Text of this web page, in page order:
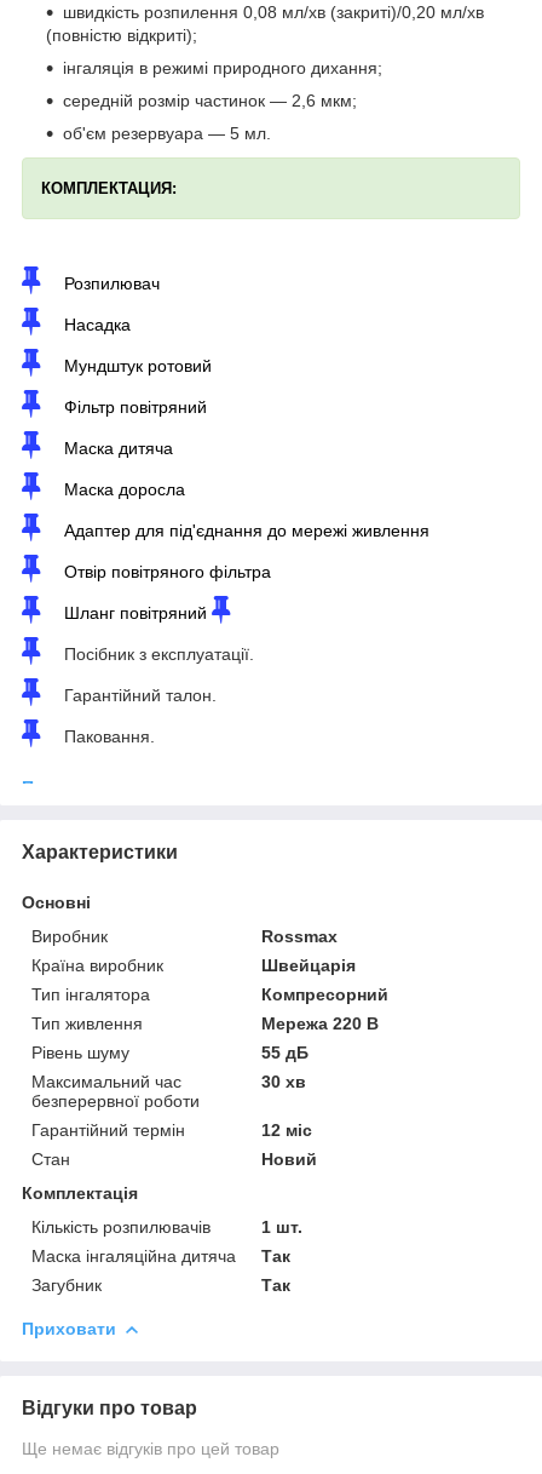
швидкість розпилення 0,08 мл/хв (закриті)/0,20 мл/хв
(повністю відкриті);
інгаляція в режимі природного дихання;
середній розмір частинок — 2,6 мкм;
об'єм резервуара — 5 мл.
КОМПЛЕКТАЦИЯ:
Розпилювач
Насадка
Мундштук ротовий
Фільтр повітряний
Маска дитяча
Маска доросла
Адаптер для під'єднання до мережі живлення
Отвір повітряного фільтра
Шланг повітряний
Посібник з експлуатації.
Гарантійний талон.
Паковання.
Приховати
Характеристики
Основні
Виробник
Rossmax
Країна виробник
Швейцарія
Тип інгалятора
Компресорний
Тип живлення
Мережа 220 В
Рівень шуму
55 дБ
Максимальний час
безперервної роботи
30 хв
Гарантійний термін
12 міс
Стан
Новий
Комплектація
Кількість розпилювачів
1 шт.
Маска інгаляційна дитяча
Так
Загубник
Так
Приховати
Відгуки про товар
Ще немає відгуків про цей товар